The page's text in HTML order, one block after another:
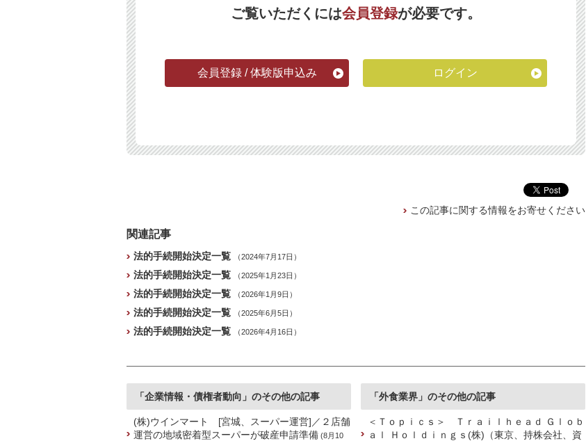
ご覧いただくには会員登録が必要です。
会員登録 / 体験版申込み ログイン
この記事に関する情報をお寄せください
関連記事
法的手続開始決定一覧 （2024年7月17日）
法的手続開始決定一覧 （2025年1月23日）
法的手続開始決定一覧 （2026年1月9日）
法的手続開始決定一覧 （2025年6月5日）
法的手続開始決定一覧 （2026年4月16日）
「企業情報・債権者動向」のその他の記事
(株)ウインマート [宮城、スーパー運営]／２店舗
運営の地域密着型スーパーが破産申請準備 (8月10
「外食業界」のその他の記事
＜Ｔｏｐｉｃｓ＞ Ｔｒａｉｌｈｅａｄ Ｇｌｏｂ
ａｌ Ｈｏｌｄｉｎｇｓ(株)（東京、持株会社、資